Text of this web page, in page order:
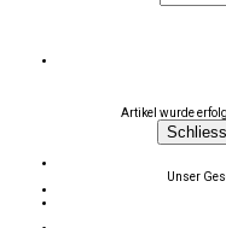
Artikel wurde
Unser